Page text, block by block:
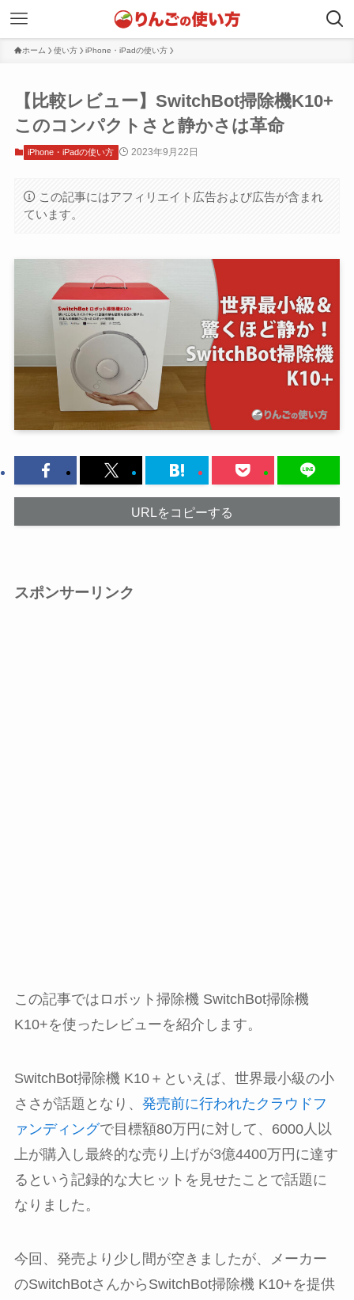
ホーム 使い方 iPhone・iPadの使い方
【比較レビュー】SwitchBot掃除機K10+
このコンパクトさと静かさは革命
iPhone・iPadの使い方 2023年9月22日
この記事にはアフィリエイト広告および広告が含まれ
ています。
URLをコピーする
スポンサーリンク
この記事ではロボット掃除機 SwitchBot掃除機
K10+を使ったレビューを紹介します。
SwitchBot掃除機 K10＋といえば、世界最小級の小
ささが話題となり、 発売前に行われたクラウドフ
ァンディングで目標額80万円に対して、6000人以
上が購入し最終的な売り上げが3億4400万円に達す
るという記録的な大ヒット を見せたことで話題に
なりました。
今回、発売より少し間が空きましたが、メーカー
のSwitchBotさんからSwitchBot掃除機 K10+を提供